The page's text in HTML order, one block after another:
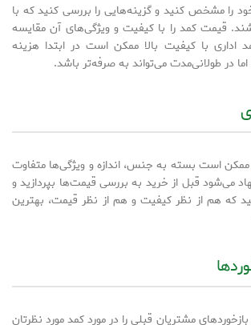
را مشخص کنید و گزینه‌هایی را بررسی کنید که با
قیمت کمد را با کیفیت و ویژگی‌های آن مقایسه
اداری با کیفیت بالا ممکن است در ابتدا هزینه
در طولانی‌مدت می‌تواند به صرفه‌تر باشد.
است بسته به جنس، اندازه و ویژگی‌ها متفاوت
می‌شود قبل از خرید به بررسی قیمت‌ها بپردازید و
که هم از نظر کیفیت و هم از نظر قیمت، بهترین
مشتریان قبلی را در مورد کمد مورد نظرتان